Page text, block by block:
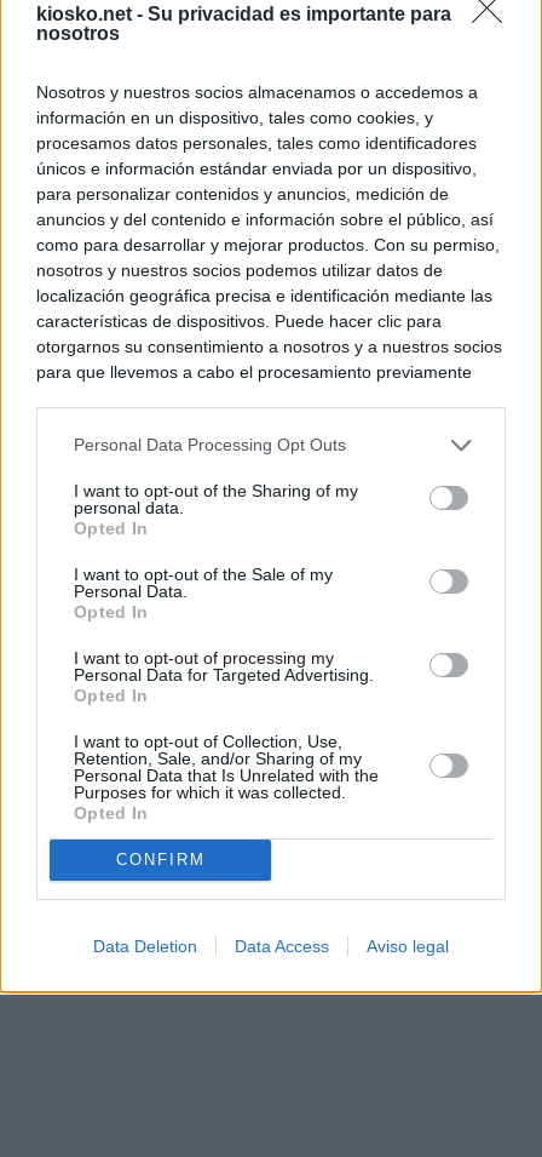
kiosko.net - Su privacidad es importante para
nosotros
Nosotros y nuestros socios almacenamos o accedemos a
información en un dispositivo, tales como cookies, y
procesamos datos personales, tales como identificadores
únicos e información estándar enviada por un dispositivo,
para personalizar contenidos y anuncios, medición de
anuncios y del contenido e información sobre el público, así
como para desarrollar y mejorar productos. Con su permiso,
nosotros y nuestros socios podemos utilizar datos de
localización geográfica precisa e identificación mediante las
características de dispositivos. Puede hacer clic para
otorgarnos su consentimiento a nosotros y a nuestros socios
para que llevemos a cabo el procesamiento previamente
negar su consentimiento. Tenga en cuenta que algún
de su consentimiento, pero usted tiene el derecho de
rechazar tal procesamiento. Sus preferencias se aplicarán
cualquier momento entrando de nuevo en este sitio web o
visitando nuestra política de privacidad.
Personal Data Processing Opt Outs
I want to opt-out of the Sharing of my
personal data.
Opted In
I want to opt-out of the Sale of my
Personal Data.
Opted In
I want to opt-out of processing my
Personal Data for Targeted Advertising.
Opted In
I want to opt-out of Collection, Use,
Retention, Sale, and/or Sharing of my
Personal Data that Is Unrelated with the
Purposes for which it was collected.
Opted In
CONFIRM
Data Deletion Data Access Aviso legal